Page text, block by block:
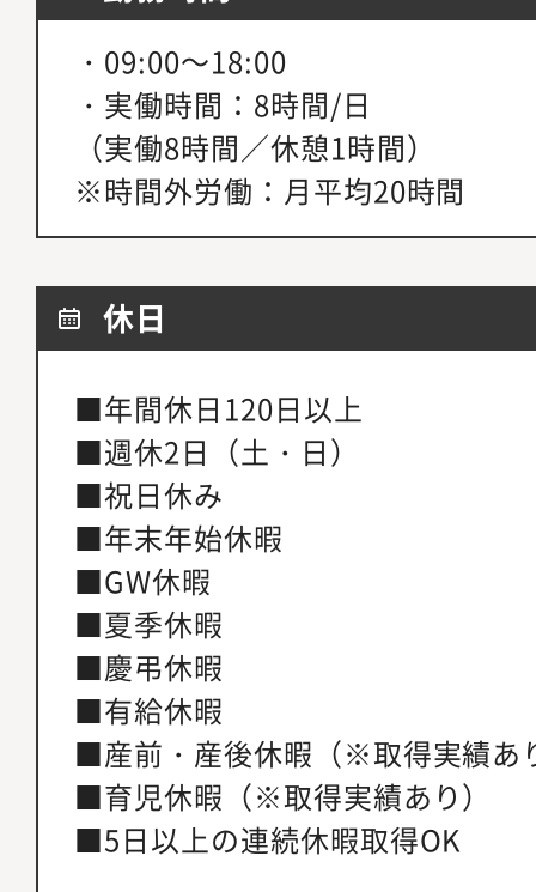
・09:00～18:00
・実働時間：8時間/日
（実働8時間／休憩1時間）
※時間外労働：月平均20時間
休日
■年間休日120日以上
■週休2日（土・日）
■祝日休み
■年末年始休暇
■GW休暇
■夏季休暇
■慶弔休暇
■有給休暇
■産前・産後休暇（※取得実績あ
■育児休暇（※取得実績あり）
■5日以上の連続休暇取得OK